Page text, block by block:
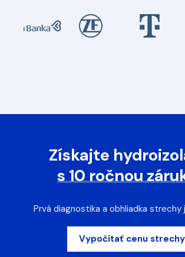
Získajte
s 10 ročnou
Prvá diagnostika a obhliadka strechy
Vypočítať cenu strechy